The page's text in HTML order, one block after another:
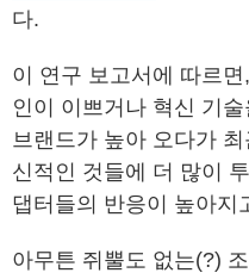
다.
이 연구 보고서에 따르
인이 이쁘거나 혁신 기
브랜드가 높아 오다가
신적인 것들에 더 많이
댑터들의 반응이 높아지
아무튼 쥐뿔도 없는(?)